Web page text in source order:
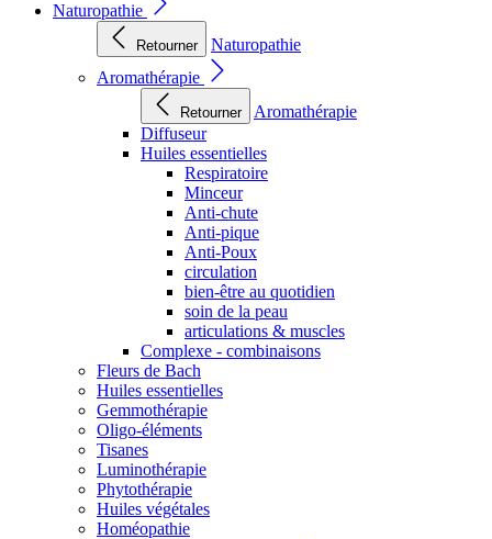
Naturopathie
Retourner
Naturopathie
Aromathérapie
Retourner
Aromathérapie
Diffuseur
Huiles essentielles
Respiratoire
Minceur
Anti-chute
Anti-pique
Anti-Poux
circulation
bien-être au quotidien
soin de la peau
articulations & muscles
Complexe - combinaisons
Fleurs de Bach
Huiles essentielles
Gemmothérapie
Oligo-éléments
Tisanes
Luminothérapie
Phytothérapie
Huiles végétales
Homéopathie